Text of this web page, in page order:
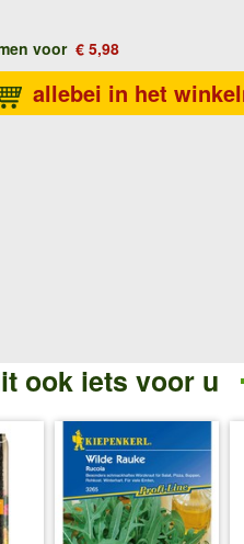
voor € 5,98
allebei in het
ook iets voor u